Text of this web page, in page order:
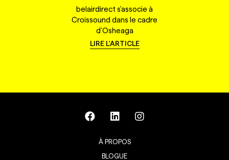
belairdirect s'associe à
Croissound dans le cadre
d'Osheaga
LIRE L'ARTICLE
À PROPOS
BLOGUE